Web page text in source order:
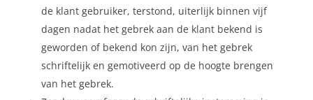
de klant gebruiker, terstond, uiterlijk binnen vijf
dagen nadat het gebrek aan de klant bekend is
geworden of bekend kon zijn, van het gebrek
schriftelijk en gemotiveerd op de hoogte brengen
van het gebrek.